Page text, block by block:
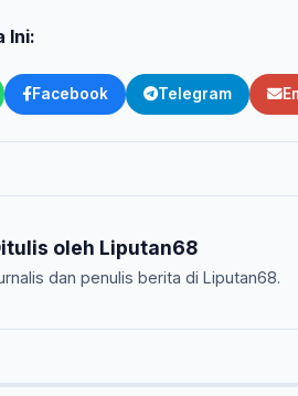
Ini:
Facebook Telegram
oleh Liputan68
dan penulis berita di Liputan68.